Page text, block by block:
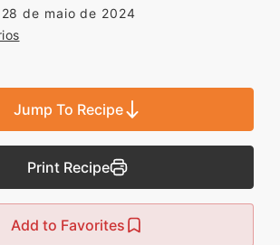
Descubra sobremesas
além de dicas exclusivas
que vão facilitar sua
vida na cozinha. 🍰🥗
Quer aprender a fazer
um almoço delicioso,
um jantar especial ou
28 de maio de 2024
Jump To Recipe
Print Recipe
Add to Favorites